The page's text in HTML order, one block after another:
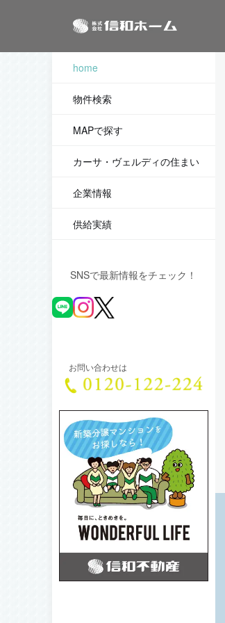
home
物件検索
MAPで探す
カーサ・ヴェルディの住まい
企業情報
供給実績
SNSで最新情報をチェック！
お問い合わせは